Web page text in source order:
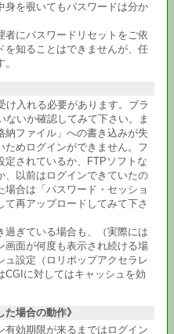
を覗いてもパスワードは分か
にパスワードリセットをご依
知ることはできませんが、任
け入れる必要があります。ブラ
ないか確認してみて下さい。ま
納ファイル」への書き込みが失
ためログインができません。フ
定されているか、FTPソフトな
、以前はログインできていたの
合は「パスワード・セッショ
再アップロードしてみて下さ
過ぎている場合も、（実際には
画面が何度も表示され続ける場
設定（ロリポップアクセラレ
CGIに対してはキャッシュを効
た場合の動作》
有効期限が来るまではログイン